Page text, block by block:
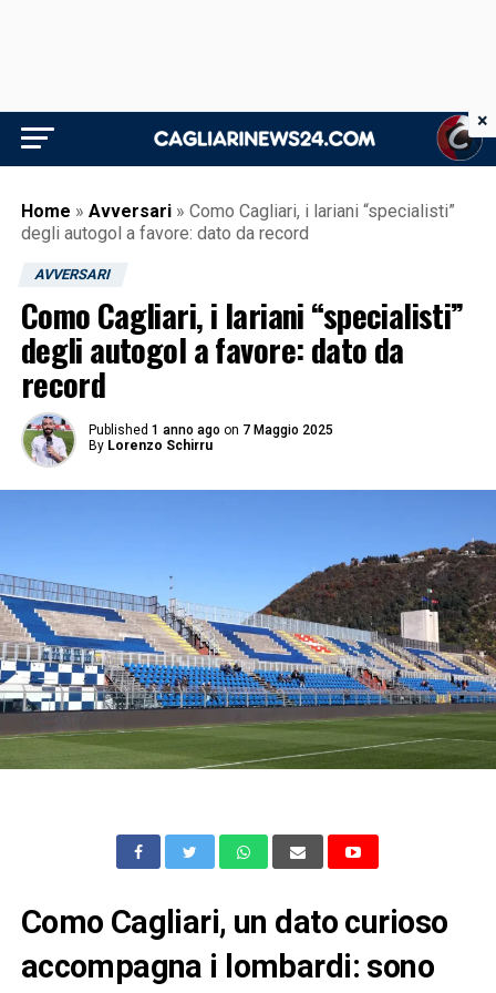
Home » Avversari » Como Cagliari, i lariani “specialisti”
degli autogol a favore: dato da record
AVVERSARI
Como Cagliari, i lariani “specialisti”
degli autogol a favore: dato da
record
Published 1 anno ago on 7 Maggio 2025
By Lorenzo Schirru
Como Cagliari, un dato curioso
accompagna i lombardi: sono
×